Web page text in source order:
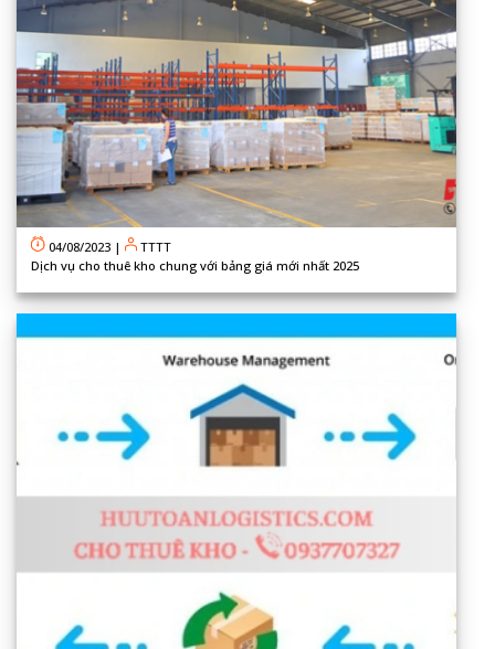
04/08/2023 |
TTTT
Dịch vụ cho thuê kho chung với bảng giá mới nhất 2025